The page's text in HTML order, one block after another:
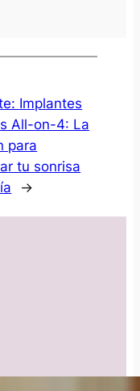
Implantes
All-on-4: La
para
tu sonrisa
→